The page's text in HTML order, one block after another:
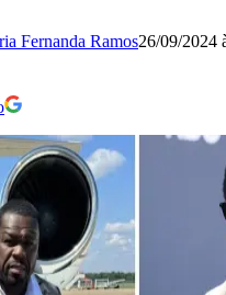
Fernanda Ramos26/09/2024